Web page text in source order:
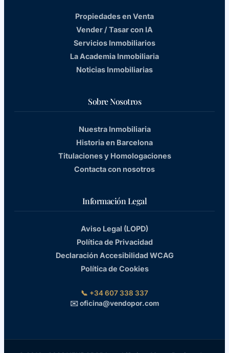
Propiedades en Venta
Vender / Tasar con IA
Servicios Inmobiliarios
La Academia Inmobiliaria
Noticias Inmobiliarias
Sobre Nosotros
Nuestra Inmobiliaria
Historia en Barcelona
Titulaciones y Homologaciones
Contacta con nosotros
Información Legal
Aviso Legal (LOPD)
Política de Privacidad
Declaración Accesibilidad WCAG
Política de Cookies
📞 +34 607 338 337
✉️ oficina@vendopor.com